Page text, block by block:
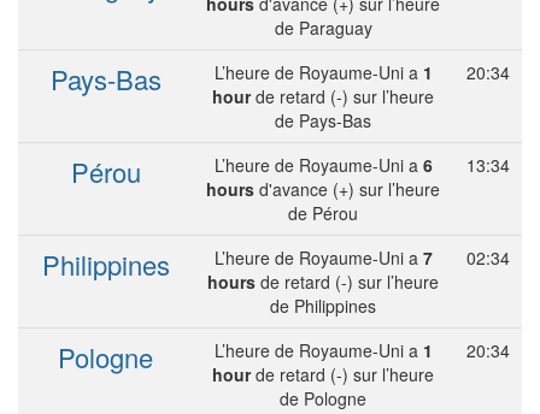
de Paraguay
Pays-Bas L’heure de Royaume-Uni a 1
hourde retard (-) sur l’heure
de Pays-Bas
20:34
Pérou L’heure de Royaume-Uni a 6
hours d'avance (+) sur l’heure
de Pérou
13:34
Philippines L’heure de Royaume-Uni a 7
hours de retard (-) sur l’heure
de Philippines
02:34
Pologne L’heure de Royaume-Uni a 1
hourde retard (-) sur l’heure
de Pologne
20:34